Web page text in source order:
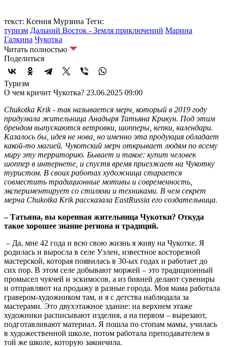
текст: Ксения Мурзина Теги:
туризм Дальний Восток - Земля приключений Марина
Галкина Чукотка
Читать полностью
Поделиться
Туризм
О чем кричит Чукотка? 23.06.2025 09:00
Chukotka Krik - так называется мерч, который в 2019 году
придумала жительница Анадыря Татьяна Крикун. Под этим
брендом выпускаются ветровки, шопперы, кепки, календари.
Казалось бы, идея не нова, но именно эта продукция обладает
какой-то магией. Чукотский мерч открывает людям по всему
миру эту территорию. Бывает и такое: купит человек
шоппер в интернете, и спустя время приезжает на Чукотку
туристом. В своих работах художница старается
совместить традиционные мотивы и современность,
экспериментирует со стилями и техниками. В чем секрет
мерча Chukotka Krik рассказала EastRussia его создательница.
– Татьяна, вы коренная жительница Чукотки? Откуда
такое хорошее знание региона и традиций.
– Да, мне 42 года и всю свою жизнь я живу на Чукотке. Я
родилась и выросла в селе Уэлен, известное косторезной
мастерской, которая появилась в 30-ых годах и работает до
сих пор. В этом селе добывают моржей – это традиционный
промысел чукчей и эскимосов, а из бивней делают сувениры
и отправляют на продажу в разные города. Моя мама работала
гравером-художником там, и я с детства наблюдала за
мастерами. Это двухэтажное здание: на верхнем этаже
художники расписывают изделия, а на первом – вырезают,
подготавливают материал. Я пошла по стопам мамы, училась
в художественной школе, потом работала преподавателем в
той же школе, которую закончила.